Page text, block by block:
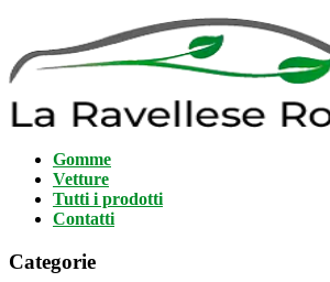
Gomme
Vetture
Tutti i prodotti
Contatti
Categorie